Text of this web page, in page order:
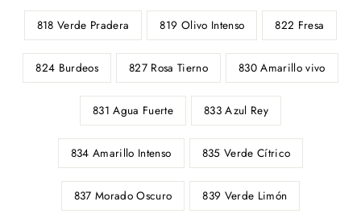
818 Verde Pradera 819 Olivo Intenso 822 Fresa
824 Burdeos 827 Rosa Tierno 830 Amarillo vivo
831 Agua Fuerte 833 Azul Rey
834 Amarillo Intenso 835 Verde Cítrico
837 Morado Oscuro 839 Verde Limón